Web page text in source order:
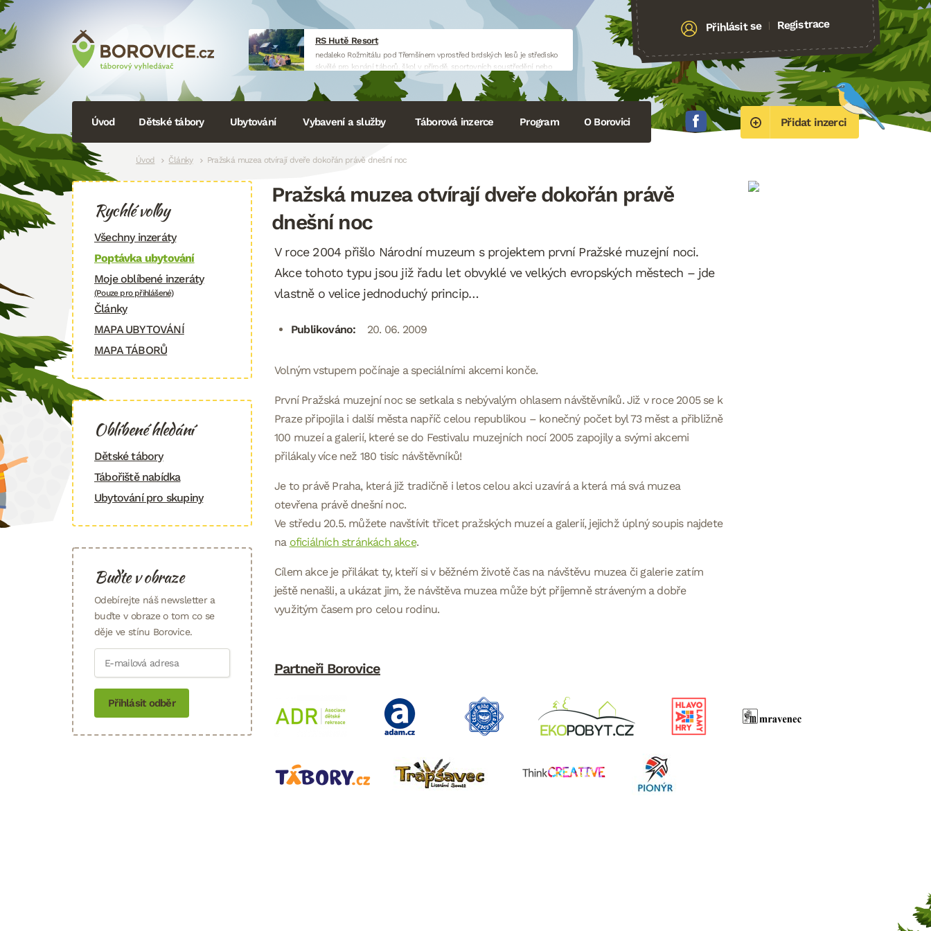
RS Hutě Resort
nedaleko Rožmitálu pod Třemšínem vprostřed brdských lesů je středisko
skvělé pro konání táborů, škol v přírodě, sportovních soustředění nebo
firemních akcí.
www.huteresort.cz
Přihlásit se | Registrace
Přidat inzerci
Navigace
Úvod Dětské tábory Ubytování Vybavení a služby Táborová inzerce Program O Borovici
Drobečková
Úvod Články Pražská muzea otvírají dveře dokořán právě dnešní noc
Pražská muzea otvírají dveře dokořán právě
dnešní noc
V roce 2004 přišlo Národní muzeum s projektem první Pražské muzejní noci.
Akce tohoto typu jsou již řadu let obvyklé ve velkých evropských městech – jde
vlastně o velice jednoduchý princip…
Publikováno: 20. 06. 2009
Volným vstupem počínaje a speciálními akcemi konče.
První Pražská muzejní noc se setkala s nebývalým ohlasem návštěvníků. Již v roce 2005 se k
Praze připojila i další města napříč celou republikou – konečný počet byl 73 měst a přibližně
100 muzeí a galerií, které se do Festivalu muzejních nocí 2005 zapojily a svými akcemi
přilákaly více než 180 tisíc návštěvníků!
Je to právě Praha, která již tradičně i letos celou akci uzavírá a která má svá muzea
otevřena právě dnešní noc.
Ve středu 20.5. můžete navštívit třicet pražských muzeí a galerií, jejichž úplný soupis najdete
na oficiálních stránkách akce.
Cílem akce je přilákat ty, kteří si v běžném životě čas na návštěvu muzea či galerie zatím
ještě nenašli, a ukázat jim, že návštěva muzea může být příjemně stráveným a dobře
využitým časem pro celou rodinu.
Partneři Borovice
Rychlé volby
Všechny inzeráty
Poptávka ubytování
Moje oblíbené inzeráty
(Pouze pro přihlášené)
Články
MAPA UBYTOVÁNÍ
MAPA TÁBORŮ
Oblíbené hledání
Dětské tábory
Tábořiště nabídka
Ubytování pro skupiny
Buďte v obraze
Odebírejte náš newsletter a
buďte v obraze o tom co se
děje ve stínu Borovice.
Přihlásit odběr